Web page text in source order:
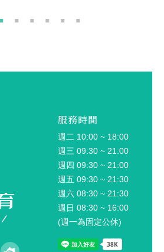
服務時間
週二 10:00 ~ 18:00
週三 09:30 ~ 21:00
週四 09:30 ~ 21:00
週五 09:30 ~ 21:30
週六 08:30 ~ 21:30
週日 08:30 ~ 16:00
(週一為固定公休)